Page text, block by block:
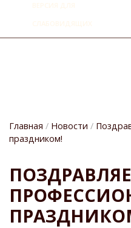
НАВИГАЦИИ
Главная Новости
праздником!